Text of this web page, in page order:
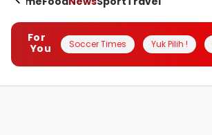
For
You
Soccer Times Yuk Pilih !